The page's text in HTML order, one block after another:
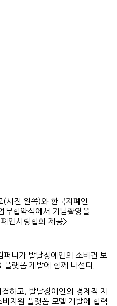
(사진 왼쪽)와 한국자폐인
무협약식에서 기념촬영을
인사랑협회 제공>
니가 발달장애인의 소비권 보
랫폼 개발에 함께 나선다.
하고, 발달장애인의 경제적 자
지원 플랫폼 모델 개발에 협력